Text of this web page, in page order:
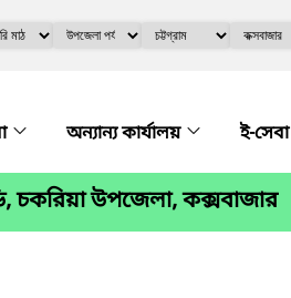
অন্যান্য কার্যালয় ই-সেবা
চকরিয়া উপজেলা, কক্সবাজার